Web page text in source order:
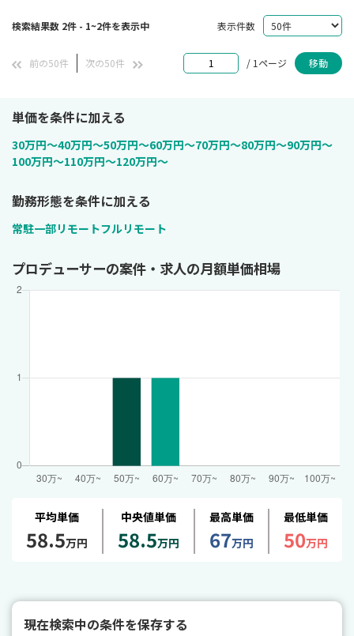
検索結果数 2件 - 1~2件を表示中 表示件数
前の50件 次の50件 / 1ページ 移動
単価を条件に加える
30万円〜40万円〜50万円〜60万円〜70万円〜80万円〜90万円〜
100万円〜110万円〜120万円〜
勤務形態を条件に加える
常駐一部リモートフルリモート
プロデューサーの案件・求人の月額単価相場
平均単価
58.5万円
中央値単価
58.5万円
最高単価
67万円
最低単価
50万円
現在検索中の条件を保存する